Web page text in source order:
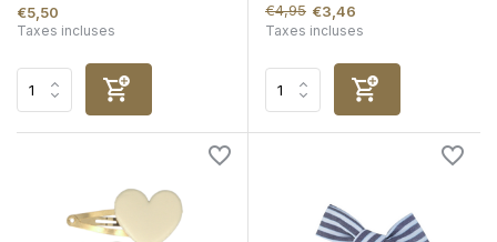
€5,50
Taxes incluses
€4,95 €3,46
Taxes incluses